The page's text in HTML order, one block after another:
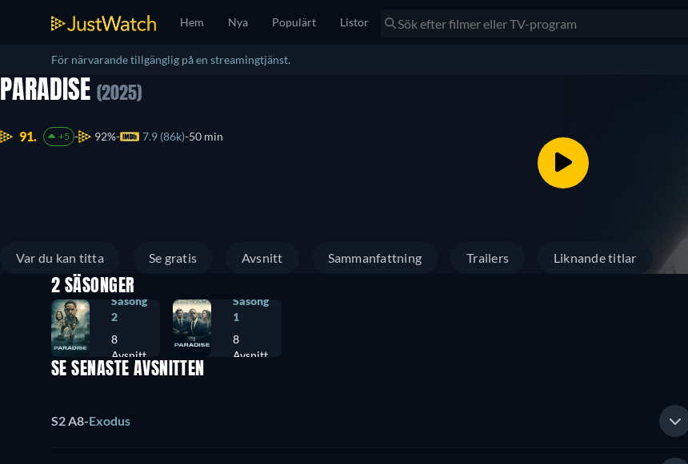
Hem Nya Populärt Listor
För närvarande tillgänglig på en streamingtjänst.
PARADISE (2025)
91. +5 92% 7.9 (86k) 50 min
Var du kan titta Se gratis Avsnitt Sammanfattning Trailers Liknande titlar
2 SÄSONGER
Säsong
2
8
Avsnitt
Säsong
1
8
Avsnitt
SE SENASTE AVSNITTEN
S2 A8-Exodus